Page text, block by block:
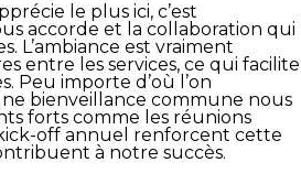
le plus ici, c’est
accorde et la collaboration qui
L’ambiance est vraiment
entre les services, ce qui facilite
Peu importe d’où l’on
bienveillance commune nous
forts comme les réunions
off annuel renforcent cette
à notre succès.